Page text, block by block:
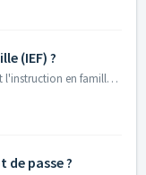
(IEF) ?
Engagés aux côtés des parents pratiquant l'instruction en famille, nous mettons à votre disposition toutes les ressources pédagogiques qui accompagnent ...
passe ?